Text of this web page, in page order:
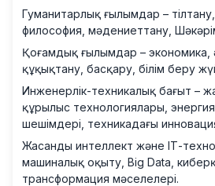
Гуманитарлық ғылымдар –
философия, мәдениеттану,
Қоғамдық ғылымдар – экономика,
құқықтану, басқару, білім беру
Инженерлік-техникалық бағыт –
құрылыс технологиялары,
шешімдері, техникадағы
Жасанды интеллект және ІТ-
машиналық оқыту, Big Data,
трансформация мәселелері.